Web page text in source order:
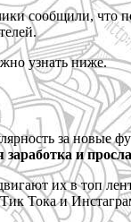
сообщили, что
узнать ниже.
за новые
и
их в топ
Тока и